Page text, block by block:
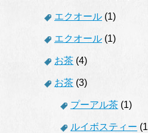
エクオール (1)
エクオール (1)
お茶 (4)
お茶 (3)
プーアル茶 (1)
ルイボスティー